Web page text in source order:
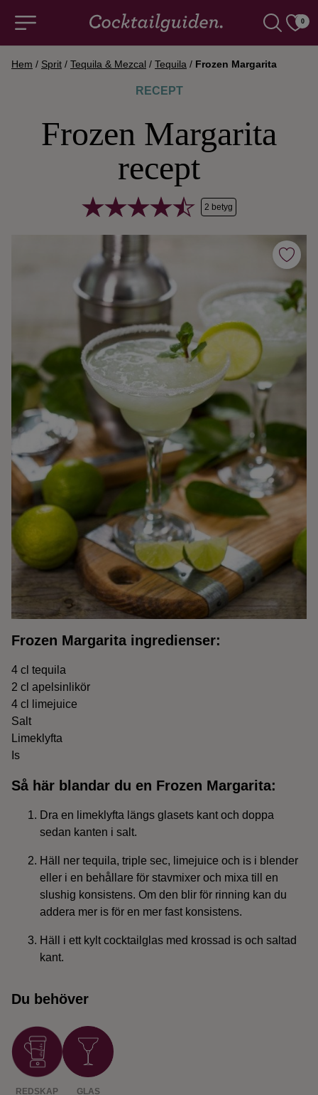
0
Alla cocktails & drinkar
Champagne
Konjak
Likör
Rom
Shots
Vodka
Whisky
Hem / Sprit / Tequila & Mezcal / Tequila / Frozen Margarita
RECEPT
Frozen Margarita
recept
2 betyg
Frozen Margarita ingredienser:
4 cl tequila
2 cl apelsinlikör
4 cl limejuice
Salt
Limeklyfta
Is
Så här blandar du en Frozen Margarita:
Dra en limeklyfta längs glasets kant och doppa
sedan kanten i salt.
Häll ner tequila, triple sec, limejuice och is i blender
eller i en behållare för stavmixer och mixa till en
slushig konsistens. Om den blir för rinning kan du
addera mer is för en mer fast konsistens.
Häll i ett kylt cocktailglas med krossad is och saltad
kant.
Du behöver
REDSKAP GLAS